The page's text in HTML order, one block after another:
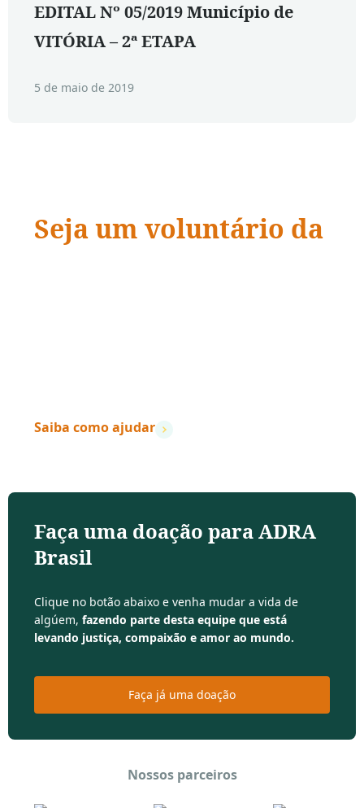
EDITAL Nº 05/2019 Município de
VITÓRIA – 2ª ETAPA
5 de maio de 2019
Seja um voluntário da
Saiba como ajudar
Faça uma doação para ADRA
Brasil
Clique no botão abaixo e venha mudar a vida de
algúem, fazendo parte desta equipe que está
levando justiça, compaixão e amor ao mundo.
Faça já uma doação
Nossos parceiros